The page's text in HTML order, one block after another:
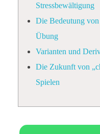
Stressbewältigung
Die Bedeutung von
Übung
Varianten und
Die Zukunft von
Spielen